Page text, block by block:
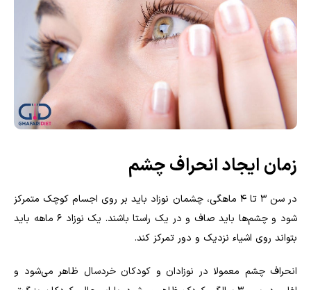
زمان ایجاد انحراف چشم
در سن ۳ تا ۴ ماهگی، چشمان نوزاد باید بر روی اجسام کوچک متمرکز
شود و چشم‌ها باید صاف و در یک راستا باشند. یک نوزاد ۶ ماهه باید
بتواند روی اشیاء نزدیک و دور تمرکز کند.
انحراف چشم معمولا در نوزادان و کودکان خردسال ظاهر می‌شود و